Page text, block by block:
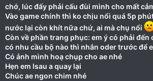
chớ, lúc đấy phải cấu đùi mình cho mất
Vào game chính thì ko chịu nổi quá 5p
nước lại còn khít nữa chứ, ai mà chụ nổi
Còn về phần trang phục: em ý có phải đến
có nhu cầu bộ nào thì nhắn oder trước để
Có ảnh mình hoạ chụp cho ae nhé
Hẹn em lsau a quay lại
Chúc ae ngon chim nhé